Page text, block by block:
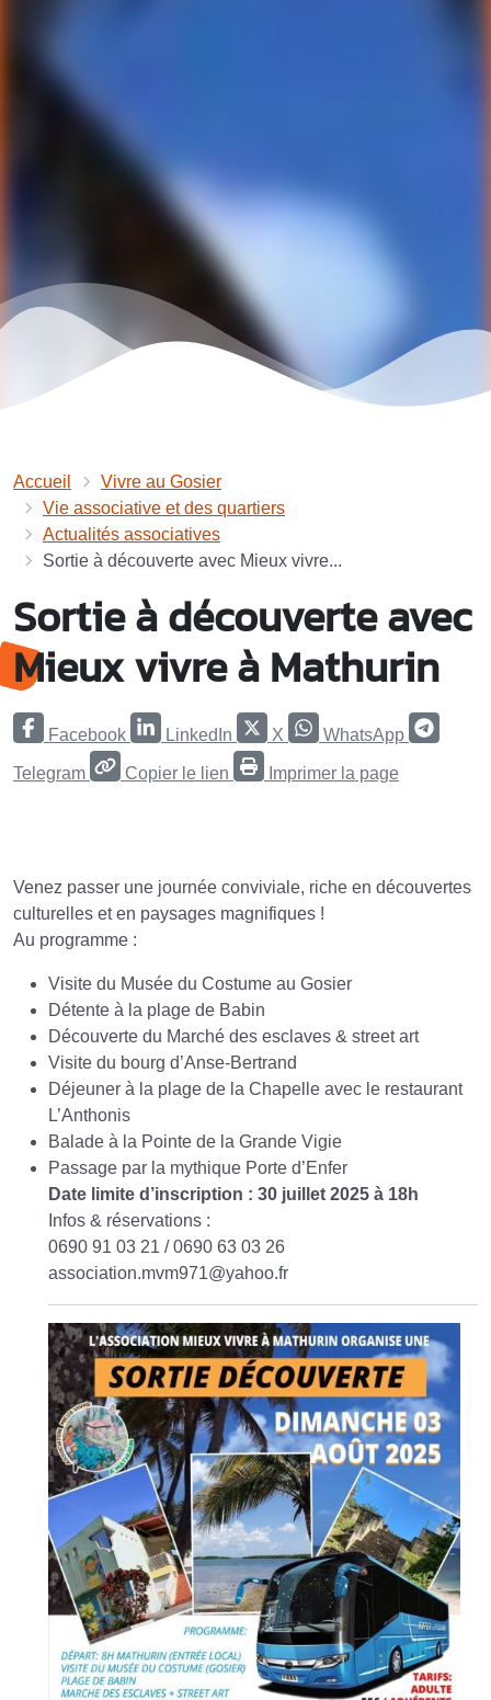
Accueil
Vivre au Gosier
Vie associative et des quartiers
Actualités associatives
Sortie à découverte avec Mieux vivre...
Sortie à découverte avec
Mieux vivre à Mathurin
Facebook LinkedIn X WhatsApp
Telegram Copier le lien Imprimer la page
Venez passer une journée conviviale, riche en découvertes
culturelles et en paysages magnifiques !
Au programme :
Visite du Musée du Costume au Gosier
Détente à la plage de Babin
Découverte du Marché des esclaves & street art
Visite du bourg d’Anse-Bertrand
Déjeuner à la plage de la Chapelle avec le restaurant
L’Anthonis
Balade à la Pointe de la Grande Vigie
Passage par la mythique Porte d’Enfer
Date limite d’inscription : 30 juillet 2025 à 18h
Infos & réservations :
0690 91 03 21 / 0690 63 03 26
association.mvm971@yahoo.fr